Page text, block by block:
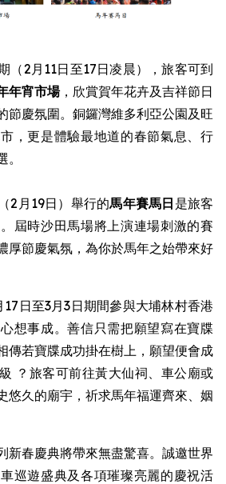
（2月11日至17日凌晨），旅客可到
年宵市場，欣賞賀年花卉及吉祥節日
節慶氛圍。銅鑼灣維多利亞公園及旺
，更是體驗最地道的春節氣息、行
2月19日）舉行的馬年賽馬日 是旅客
屆時沙田馬場將上演連場刺激的賽
厚節慶氣氛，為你於馬年之始帶來好
日至3月3日期間參與大埔林村香港
想事成。善信只需把願望寫在寶牒
傳若寶牒成功掛在樹上，願望便會成
？旅客可前往黃大仙祠、車公廟或
悠久的廟宇，祈求馬年福運齊來、姻
新春慶典將帶來無盡驚喜。誠邀世界
巡遊盛典及各項璀璨亮麗的慶祝活